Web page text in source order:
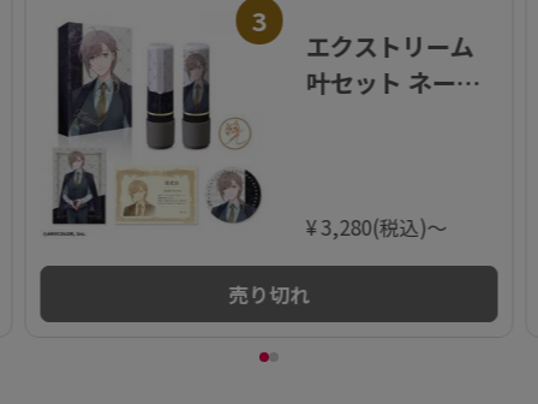
3
エクストリーム
叶セット ネーム9
弾)【数量限定】
¥ 3,280(税込)～
売り切れ